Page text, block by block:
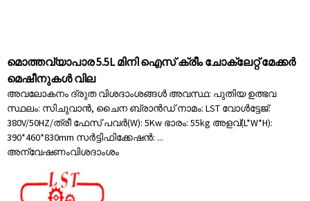
മൊത്തവ്യാപാര 5.5L മിനി ഐസ് ക്രീം ചോക്ലേറ്റ് മേക്കർ
മെഷീനുകൾ വില
അവലോകനം ദ്രുത വിശദാംശങ്ങൾ അവസ്ഥ: പുതിയ ഉത്ഭവ
സ്ഥലം: സിചുവാൻ, ചൈന ബ്രാൻഡ് നാമം: LST വോൾട്ടേജ്:
380V/50HZ/ത്രീ ഫേസ് പവർ(W): 5Kw ഭാരം: 55kg അളവ്(L*W*H):
390*460*830mm സർട്ടിഫിക്കേഷൻ: ...
അന്വേഷണംവിശദാംശം